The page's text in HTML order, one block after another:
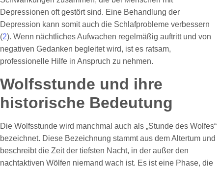
Depressionen oft gestört sind. Eine Behandlung der
Depression kann somit auch die Schlafprobleme verbessern
(2). Wenn nächtliches Aufwachen regelmäßig auftritt und von
negativen Gedanken begleitet wird, ist es ratsam,
professionelle Hilfe in Anspruch zu nehmen.
Wolfsstunde und ihre
historische Bedeutung
Die Wolfsstunde wird manchmal auch als „Stunde des Wolfes“
bezeichnet. Diese Bezeichnung stammt aus dem Altertum und
beschreibt die Zeit der tiefsten Nacht, in der außer den
nachtaktiven Wölfen niemand wach ist. Es ist eine Phase, die